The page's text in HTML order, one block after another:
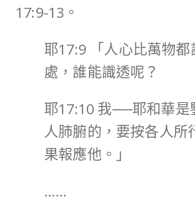
17:9-13。
耶17:9 「人心比萬物
處，誰能識透呢？
耶17:10 我──耶和華是
人肺腑的，要按各人所
果報應他。」
……